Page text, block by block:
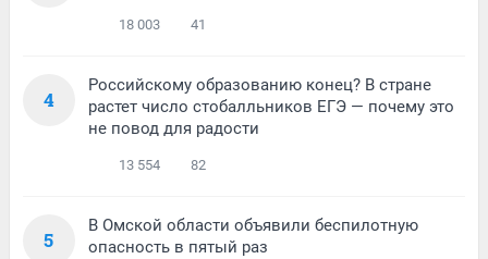
18 003 41
4
Российскому образованию конец? В стране
растет число стобалльников ЕГЭ — почему это
не повод для радости
13 554 82
5
В Омской области объявили беспилотную
опасность в пятый раз